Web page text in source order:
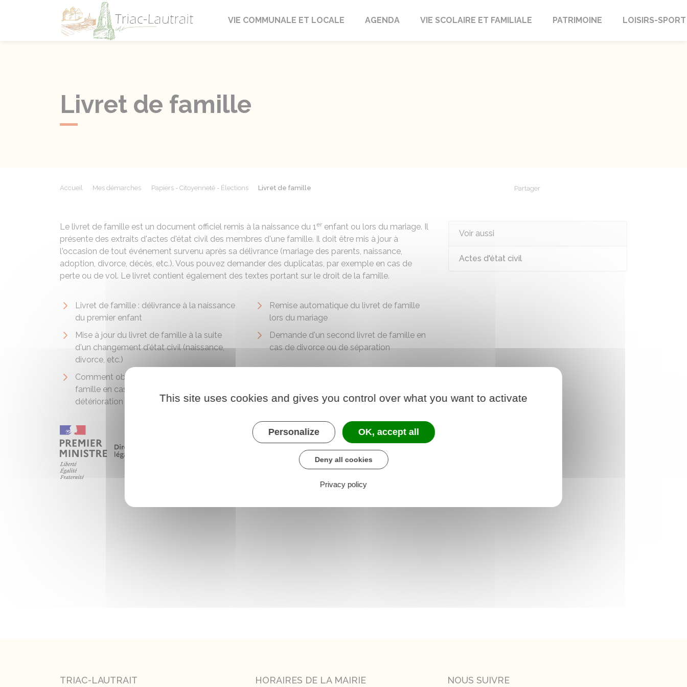
Triac-Lautrait
VIE COMMUNALE ET LOCALE AGENDA VIE SCOLAIRE ET FAMILIALE PATRIMOINE LOISIRS-SPORT
Livret de famille
Accueil Mes démarches Papiers - Citoyenneté - Élections Livret de famille Partager
Le livret de famille est un document officiel remis à la naissance du 1er enfant ou lors du mariage. Il
présente des extraits d'actes d'état civil des membres d'une famille. Il doit être mis à jour à
l'occasion de tout événement survenu après sa délivrance (mariage des parents, naissance,
adoption, divorce, décès, etc.). Vous pouvez demander des duplicatas, par exemple en cas de
perte ou de vol. Le livret contient également des textes portant sur le droit de la famille.
Livret de famille : délivrance à la naissance
du premier enfant
Remise automatique du livret de famille
lors du mariage
Mise à jour du livret de famille à la suite
d'un changement d'état civil (naissance,
divorce, etc.)
Demande d'un second livret de famille en
cas de divorce ou de séparation
Comment obtenir un second livret de
famille en cas de perte, vol ou
détérioration ?
Voir aussi
Actes d'état civil
TRIAC-LAUTRAIT HORAIRES DE LA MAIRIE NOUS SUIVRE
This site uses cookies and gives you control over what you want to activate
Personalize OK, accept all
Deny all cookies
Privacy policy